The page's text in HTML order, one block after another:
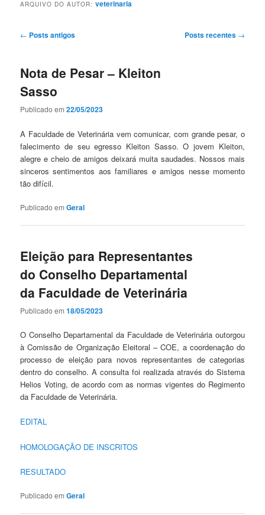
ARQUIVO DO AUTOR:veterinaria
Navegação
← Posts antigos Posts recentes →
Nota de Pesar – Kleiton
Sasso
Publicado em22/05/2023
A Faculdade de Veterinária vem comunicar, com grande pesar, o
falecimento de seu egresso Kleiton Sasso. O jovem Kleiton,
alegre e cheio de amigos deixará muita saudades. Nossos mais
sinceros sentimentos aos familiares e amigos nesse momento
tão difícil.
Publicado em Geral
Eleição para Representantes
do Conselho Departamental
da Faculdade de Veterinária
Publicado em18/05/2023
O Conselho Departamental da Faculdade de Veterinária outorgou
à Comissão de Organização Eleitoral – COE, a coordenação do
processo de eleição para novos representantes de categorias
dentro do conselho. A consulta foi realizada através do Sistema
Helios Voting, de acordo com as normas vigentes do Regimento
da Faculdade de Veterinária.
EDITAL
HOMOLOGAÇÃO DE INSCRITOS
RESULTADO
Publicado em Geral